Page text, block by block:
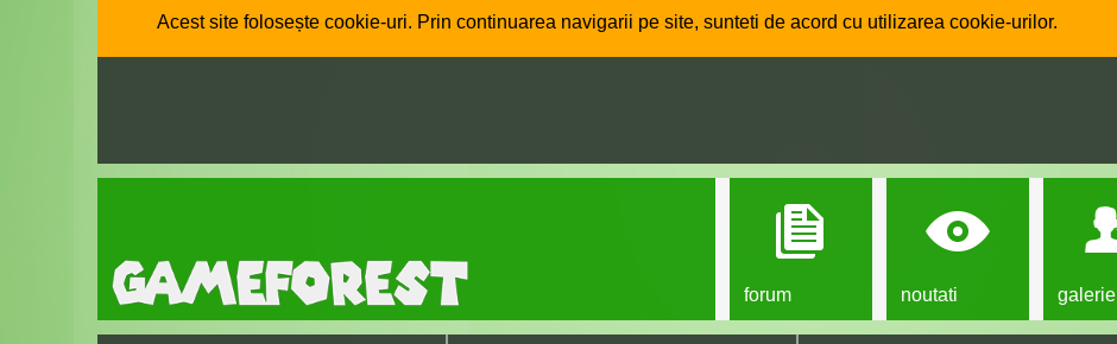
Acest site folosește cookie-uri. Prin continuarea navigarii pe site, sunteti de acord cu utilizarea cookie-urilor.
forum noutati galerie